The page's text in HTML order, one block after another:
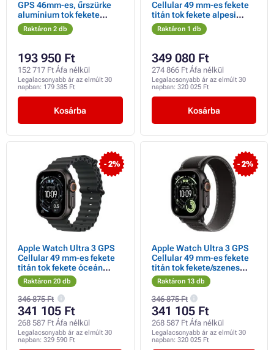
GPS 46mm-es, űrszürke
alumínium tok fekete
sportpánttal - M/L
Raktáron 2 db
193 950 Ft
152 717 Ft Áfa nélkül
Legalacsonyabb ár az elmúlt 30
napban: 179 385 Ft
Kosárba
Cellular 49 mm-es fekete
titán tok fekete alpesi
hurokkal - nagyméretű
Raktáron 1 db
349 080 Ft
274 866 Ft Áfa nélkül
Legalacsonyabb ár az elmúlt 30
napban: 320 025 Ft
Kosárba
- 2%
Apple Watch Ultra 3 GPS
Cellular 49 mm-es fekete
titán tok fekete óceán
szíjjal
Raktáron 20 db
346 875 Ft
341 105 Ft
268 587 Ft Áfa nélkül
Legalacsonyabb ár az elmúlt 30
napban: 329 590 Ft
- 2%
Apple Watch Ultra 3 GPS
Cellular 49 mm-es fekete
titán tok fekete/szenes
Trail Loop hurokkal - M/L
Raktáron 13 db
346 875 Ft
341 105 Ft
268 587 Ft Áfa nélkül
Legalacsonyabb ár az elmúlt 30
napban: 320 025 Ft